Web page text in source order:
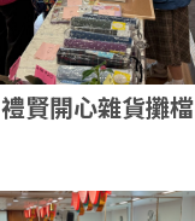
禮賢開心雜貨攤檔